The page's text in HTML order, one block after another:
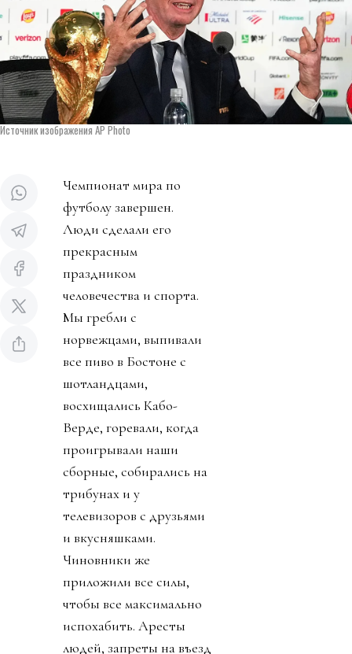
Источник изображения AP Photo
Чемпионат мира по
футболу завершен.
Люди сделали его
прекрасным
праздником
человечества и спорта.
Мы гребли с
норвежцами, выпивали
все пиво в Бостоне с
шотландцами,
восхищались Кабо-
Верде, горевали, когда
проигрывали наши
сборные, собирались на
трибунах и у
телевизоров с друзьями
и вкусняшками.
Чиновники же
приложили все силы,
чтобы все максимально
испохабить. Аресты
людей, запреты на въезд